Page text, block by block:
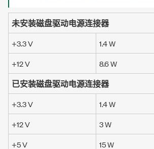
未安装磁盘驱动电源连接器
+3.3 V
1.4 W
+12 V
8.6 W
已安装磁盘驱动电源连接器
+3.3 V
1.4 W
+12 V
3 W
+5 V
15 W